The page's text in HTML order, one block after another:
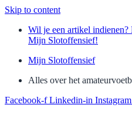
Skip to content
Wil je een artikel indienen?
Mijn Slotoffensief!
Mijn Slotoffensief
Alles over het
Facebook-f Linkedin-in Instagram